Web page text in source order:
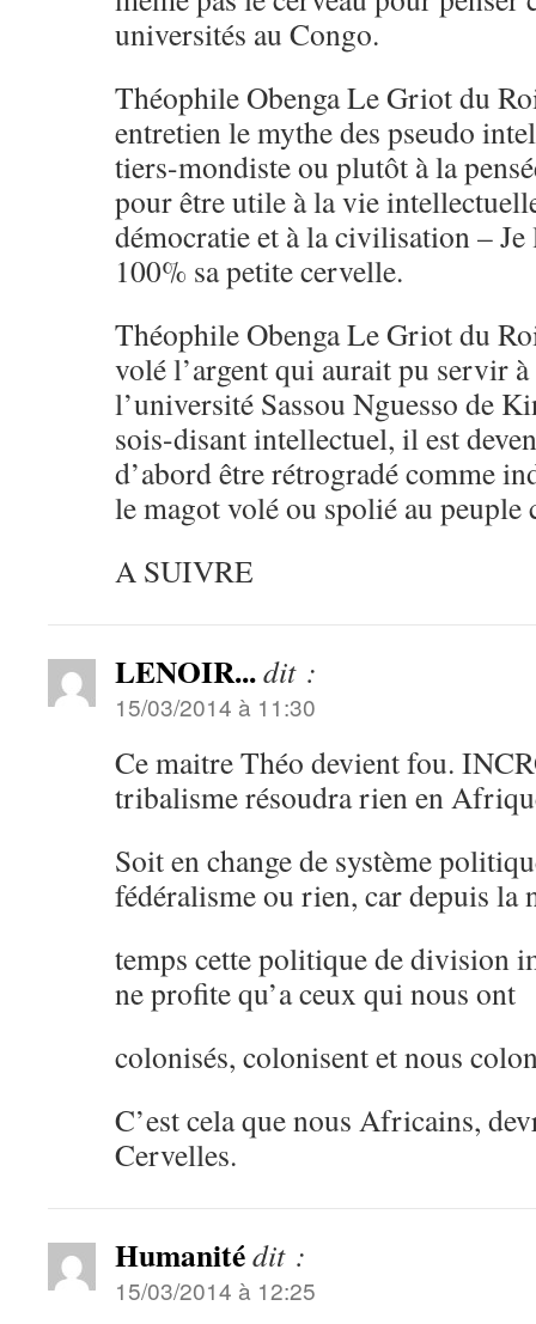
universités au Congo.
Théophile Obenga Le Griot du
entretien le mythe des pseudo
tiers-mondiste ou plutôt à la
pour être utile à la vie
démocratie et à la civilisation – Je
100% sa petite cervelle.
Théophile Obenga Le Griot du
volé l’argent qui aurait pu servir
l’université Sassou Nguesso de
sois-disant intellectuel, il est
d’abord être rétrogradé comme
le magot volé ou spolié au peuple
A SUIVRE
LENOIR...dit :
15/03/2014 à 11:30
Ce maitre Théo devient fou.
tribalisme résoudra rien en
Soit en change de système
fédéralisme ou rien, car depuis la
temps cette politique de division
ne profite qu’a ceux qui nous ont
colonisés, colonisent et nous
C’est cela que nous Africains,
Cervelles.
Humanitédit :
15/03/2014 à 12:25